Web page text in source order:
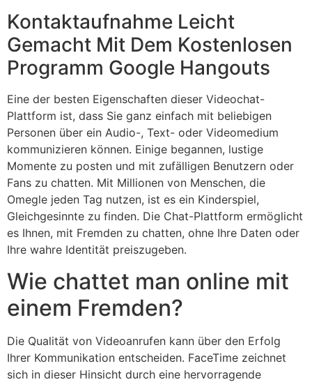
Kontaktaufnahme Leicht
Gemacht Mit Dem Kostenlosen
Programm Google Hangouts
Eine der besten Eigenschaften dieser Videochat-
Plattform ist, dass Sie ganz einfach mit beliebigen
Personen über ein Audio-, Text- oder Videomedium
kommunizieren können. Einige begannen, lustige
Momente zu posten und mit zufälligen Benutzern oder
Fans zu chatten. Mit Millionen von Menschen, die
Omegle jeden Tag nutzen, ist es ein Kinderspiel,
Gleichgesinnte zu finden. Die Chat-Plattform ermöglicht
es Ihnen, mit Fremden zu chatten, ohne Ihre Daten oder
Ihre wahre Identität preiszugeben.
Wie chattet man online mit
einem Fremden?
Die Qualität von Videoanrufen kann über den Erfolg
Ihrer Kommunikation entscheiden. FaceTime zeichnet
sich in dieser Hinsicht durch eine hervorragende